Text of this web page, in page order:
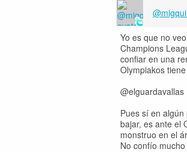
Yo es que no
Champions
confiar en una
Olympiakos
@elguardavallas
Pues sí en
bajar, es ante el
monstruo en el
No confío